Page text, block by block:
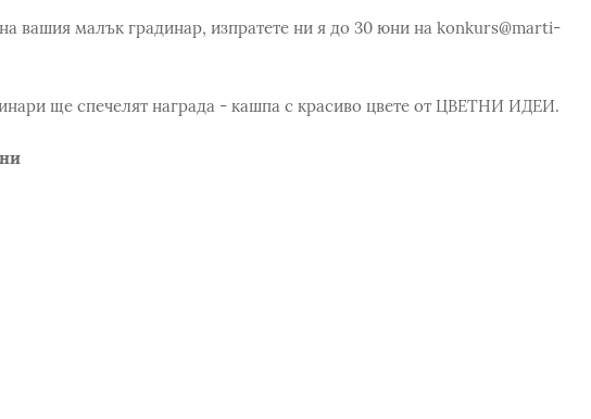
вашия малък градинар, изпратете ни я до 30 юни на konkurs@marti-
ще спечелят награда - кашпа с красиво цвете от ЦВЕТНИ ИДЕИ.